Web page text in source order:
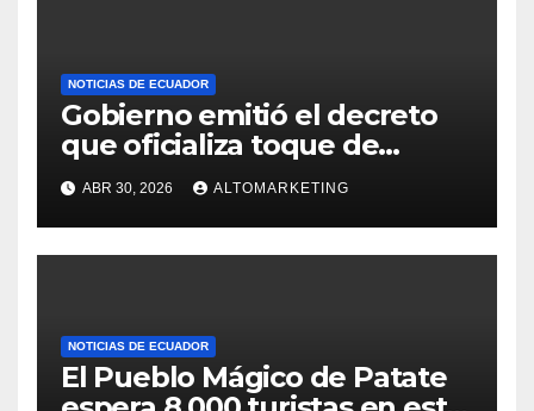
NOTICIAS DE ECUADOR
Gobierno emitió el decreto
que oficializa toque de
queda desde el 3 de mayo
ABR 30, 2026 ALTOMARKETING
NOTICIAS DE ECUADOR
El Pueblo Mágico de Patate